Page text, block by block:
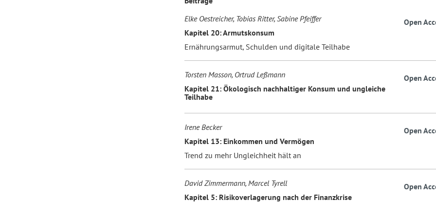
Elke Oestreicher, Tobias Ritter, Sabine Pfeiffer
Kapitel 20: Armutskonsum
Ernährungsarmut, Schulden und digitale Teilhabe
Open
Torsten Masson, Ortrud Leßmann
Kapitel 21: Ökologisch nachhaltiger Konsum und ungleiche
Teilhabe
Open
Irene Becker
Kapitel 13: Einkommen und Vermögen
Trend zu mehr Ungleichheit hält an
Open
David Zimmermann, Marcel Tyrell
Kapitel 5: Risikoverlagerung nach der Finanzkrise
Open